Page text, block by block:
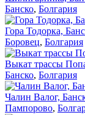
Банско, Болгария
Гора Тодорка,
Боровец, Болгария
Выкат трассы
Банско, Болгария
Чалин Валог,
Пампорово,